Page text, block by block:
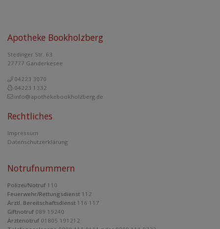
Apotheke Bookholzberg
Stedinger Str. 63
27777 Ganderkesee
04223 3070
04223 1332
info@apothekebookholzberg.de
Rechtliches
Impressum
Datenschutzerklärung
Notrufnummern
Polizei/Notruf 110
Feuerwehr/Rettungsdienst 112
Ärztl. Bereitschaftsdienst 116 117
Giftnotruf 089 19240
Ärztenotruf 01805 191212